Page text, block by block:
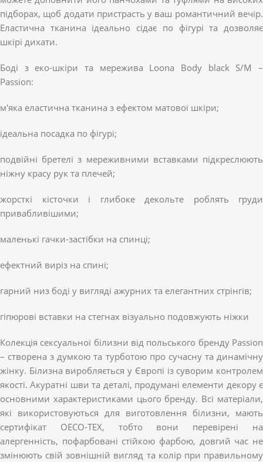
підборах, щоб додати пристрасть у ваш романтичний вечір.
Еластична тканина ідеально сідає по фігурі та дозволяє
шкірі дихати.
Боді з еко-шкіри та мережива Loona Body black S/M –
Passion:
м'яка еластична тканина з ефектом матової шкіри;
ідеальна посадка по фігурі;
подвійні бретелі з мереживними вставками підкреслюють
ніжну красу рук та плечей;
жорсткі кісточки і глибоке декольте роблять груди
привабливішими;
маленькі гачки-застібки на спинці;
ефектний виріз на спині;
гарний низ боді у вигляді ажурних та елегантних стрінгів;
гіпюрові вставки на стегнах візуально подовжують ніжки
Колекція сексуальної білизни від польського бренду Passion
– створена з думкою та турботою про сучасну та динамічну
жінку. Білизна виробляється у Європі із суворим контролем
якості. Акуратні шви та деталі, продумані елементи декору є
основними характеристиками цього бренду. Всі матеріали,
які використовуються для виготовлення білизни, мають
сертифікат OECO-TEX, тобто вони перевірені на
алергенність, пофарбовані стійкою фарбою, довгий час не
змінюють свій зовнішній вигляд та колір при правильному